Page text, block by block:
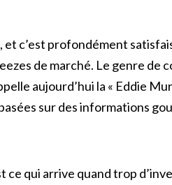
et c’est profondément
de marché. Le genre de
aujourd’hui la « Eddie
sur des informations
ce qui arrive quand trop